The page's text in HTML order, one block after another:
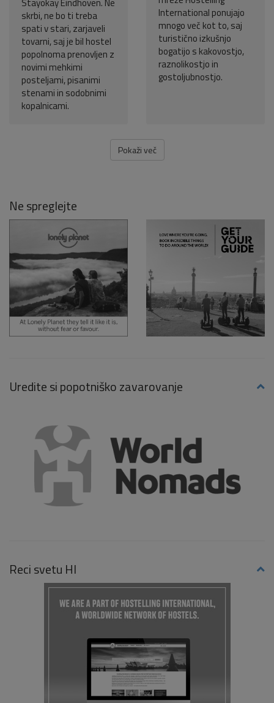
Stayokay Eindhoven. Ne
skrbi, ne bo ti treba
spati v stari, zarjaveli
tovarni, saj je bil hostel
popolnoma prenovljen z
novimi mehkimi
posteljami, pisanimi
stenami in sodobnimi
kopalnicami.
International ponujajo
mnogo več kot to, saj
turistično izkušnjo
bogatijo s kakovostjo,
raznolikostjo in
gostoljubnostjo.
Pokaži več
Ne spreglejte
Uredite si popotniško zavarovanje
Reci svetu HI